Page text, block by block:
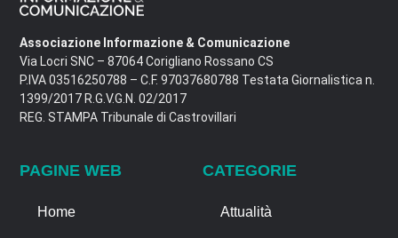
Associazione Informazione & Comunicazione
Via Locri SNC – 87064 Corigliano Rossano CS
P.IVA 03516250788 – C.F. 97037680788 Testata Giornalistica n.
1399/2017 R.G.V.G.N. 02/2017
REG. STAMPA Tribunale di Castrovillari
PAGINE WEB
Home
CATEGORIE
Attualità